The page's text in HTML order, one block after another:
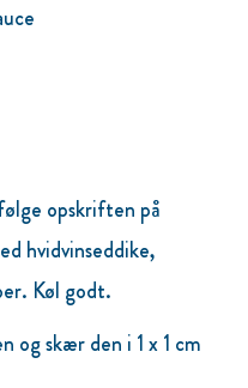
opskriften på
hvidvinseddike,
Køl godt.
og skær den i 1 x 1 cm